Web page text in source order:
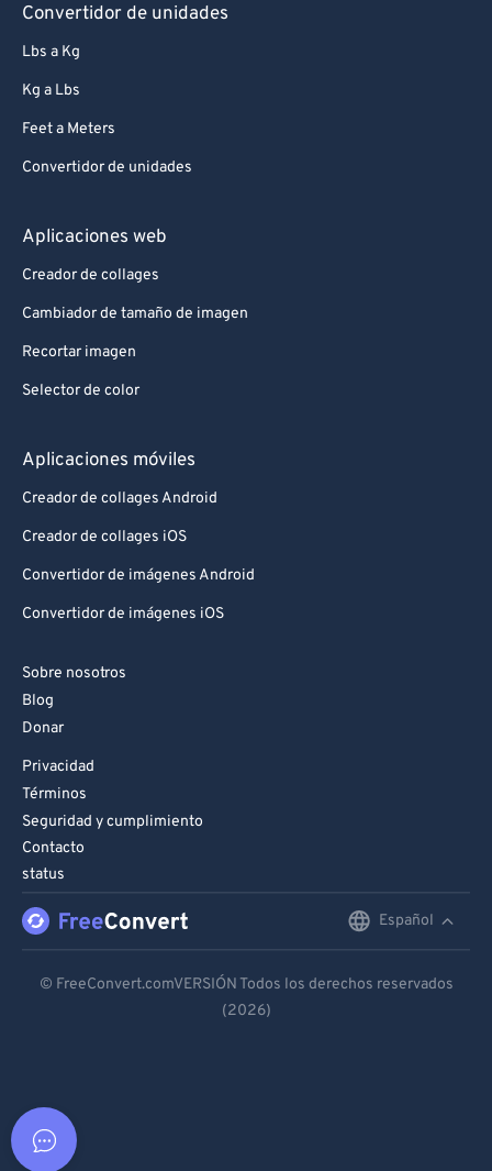
Convertidor de unidades
Lbs a Kg
Kg a Lbs
Feet a Meters
Convertidor de unidades
Aplicaciones web
Creador de collages
Cambiador de tamaño de imagen
Recortar imagen
Selector de color
Aplicaciones móviles
Creador de collages Android
Creador de collages iOS
Convertidor de imágenes Android
Convertidor de imágenes iOS
Sobre nosotros
Blog
Donar
Privacidad
Términos
Seguridad y cumplimiento
Contacto
status
Español
Español
© FreeConvert.comVERSIÓN Todos los derechos reservados
(2026)